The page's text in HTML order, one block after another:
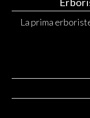
La prima